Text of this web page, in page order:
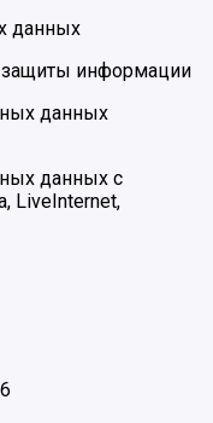
данных
защиты информации
данных
данных с
LiveInternet,